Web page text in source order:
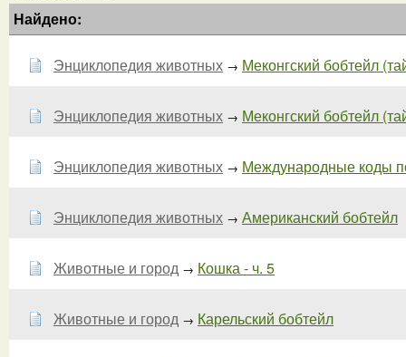
Найдено:
Энциклопедия животных → Меконгский бобтейл
Энциклопедия животных → Меконгский бобтейл
Энциклопедия животных → Международные коды
Энциклопедия животных → Американский бобтейл
Животные и город → Кошка - ч. 5
Животные и город → Карельский бобтейл